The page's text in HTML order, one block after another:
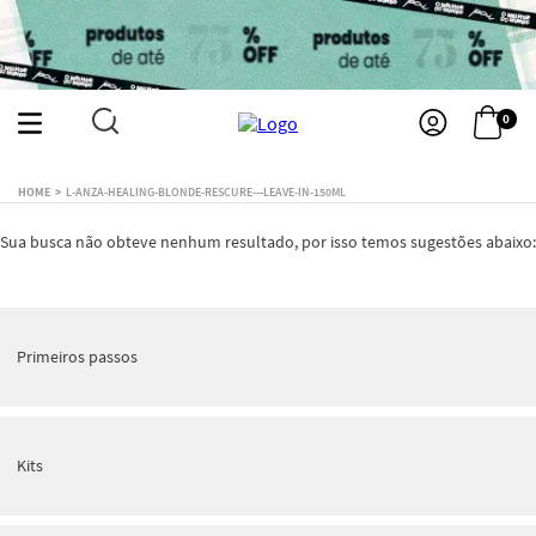
0
L-ANZA-HEALING-BLONDE-RESCURE---LEAVE-IN-150ML
Sua busca não obteve nenhum resultado, por isso temos sugestões abaixo:
Primeiros passos
Kits